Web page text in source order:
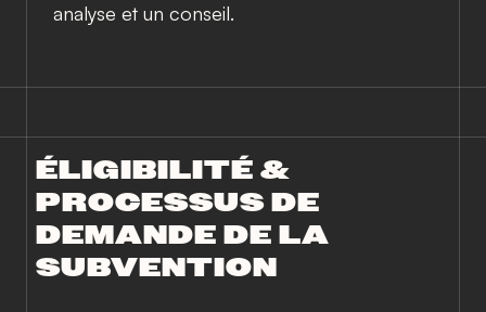
analyse et un conseil.
ÉLIGIBILITÉ &
PROCESSUS DE
DEMANDE DE LA
SUBVENTION